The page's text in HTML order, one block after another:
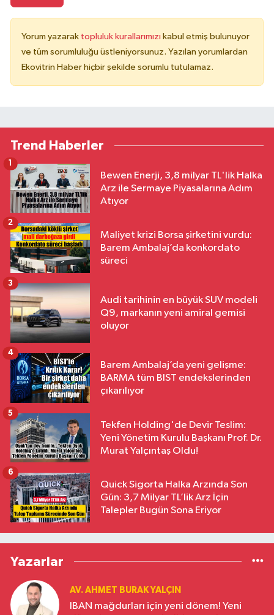
Yorum yazarak topluluk kurallarımızı kabul etmiş bulunuyor
ve tüm sorumluluğu üstleniyorsunuz. Yazılan yorumlardan
Ekovitrin Haber hiçbir şekilde sorumlu tutulamaz.
Trend Haberler
Bewen Enerji, 3,8 milyar TL'lik Halka
Arz ile Sermaye Piyasalarına Adım
Atıyor
1
Maliyet krizi Borsa şirketini vurdu:
Barem Ambalaj’da konkordato
süreci
2
Audi tarihinin en büyük SUV modeli
Q9, markanın yeni amiral gemisi
oluyor
3
Barem Ambalaj’da yeni gelişme:
BARMA tüm BIST endekslerinden
çıkarılıyor
4
Tekfen Holding'de Devir Teslim:
Yeni Yönetim Kurulu Başkanı Prof. Dr.
Murat Yalçıntaş Oldu!
5
Quick Sigorta Halka Arzında Son
Gün: 3,7 Milyar TL’lik Arz İçin
Talepler Bugün Sona Eriyor
6
Yazarlar
AV. AHMET BURAK YALÇIN
IBAN mağdurları için yeni dönem! Yeni